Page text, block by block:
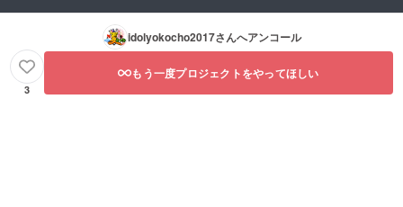
idolyokocho2017さんへアンコール
3
もう一度プロジェクトをやってほしい